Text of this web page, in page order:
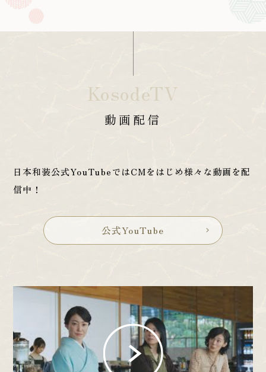
KosodeTV
動画配信
日本和装公式YouTubeではCMをはじめ様々な動画を配
信中！
公式YouTube chevron_right